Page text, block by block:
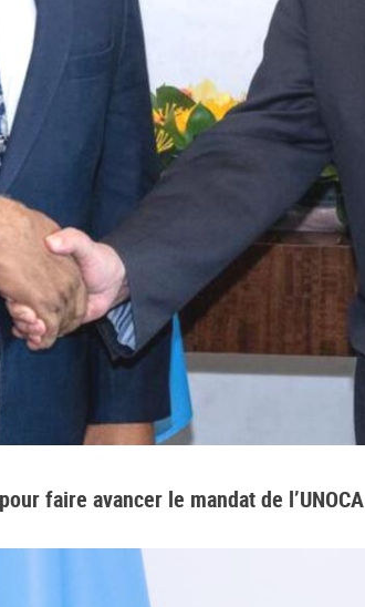
faire avancer le mandat de l’UNOCA